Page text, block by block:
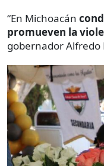
“En Michoacán
promueven la
gobernador Alfredo